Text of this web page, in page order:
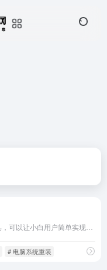
# 电脑系统重装